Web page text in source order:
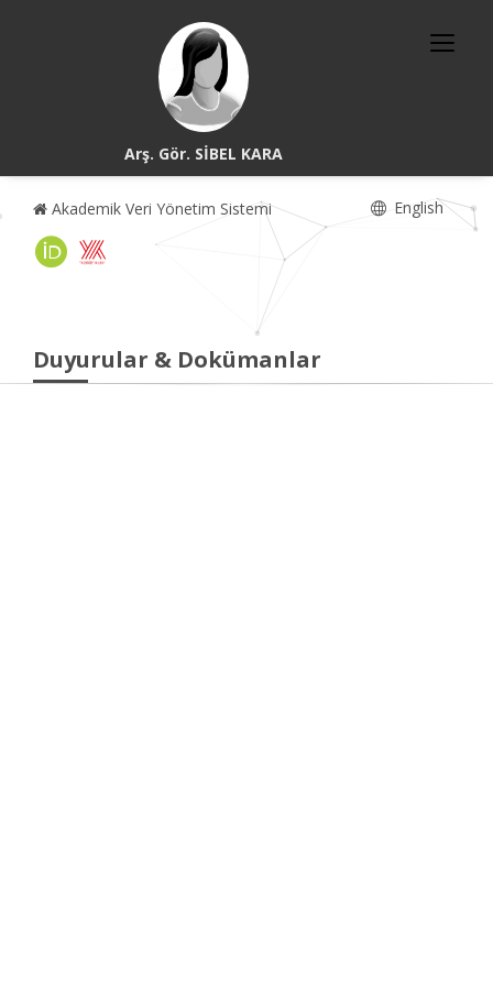
Arş. Gör. SİBEL KARA
Akademik Veri Yönetim Sistemi English
Duyurular & Dokümanlar